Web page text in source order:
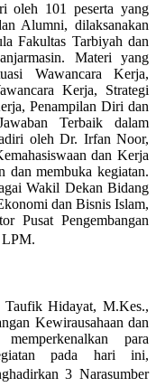
oleh 101 peserta yang
Alumni, dilaksanakan
Fakultas Tarbiyah dan
. Materi yang
Wawancara Kerja,
Kerja, Strategi
Penampilan Diri dan
Terbaik dalam
oleh Dr. Irfan Noor,
dan Kerja
dan membuka kegiatan.
Wakil Dekan Bidang
dan Bisnis Islam,
Pusat Pengembangan
LPM.
Taufik Hidayat, M.Kes.,
Kewirausahaan dan
para
pada hari ini,
3 Narasumber